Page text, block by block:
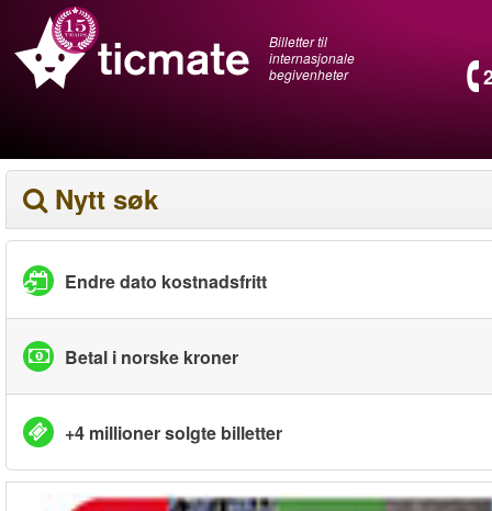
Billetter til
internasjonale
begivenheter
Nytt søk
Endre dato kostnadsfritt
Betal i norske kroner
+4 millioner solgte billetter